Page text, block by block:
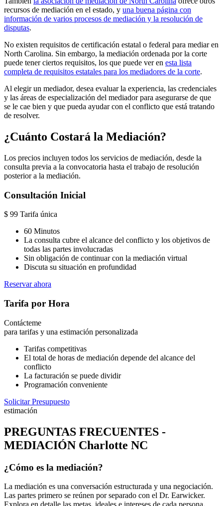
recursos de mediación en el estado, y una buena página con
información de varios procesos de mediación y la resolución de
disputas.
No existen requisitos de certificación estatal o federal para mediar en
North Carolina. Sin embargo, la mediación ordenada por la corte
puede tener ciertos requisitos, los que puede ver en esta lista
completa de requisitos estatales para los mediadores de la corte.
Al elegir un mediador, desea evaluar la experiencia, las credenciales
y las áreas de especialización del mediador para asegurarse de que
se le cae bien y que pueda ayudar con el conflicto que está tratando
de resolver.
¿Cuánto Costará la Mediación?
Los precios incluyen todos los servicios de mediación, desde la
consulta previa a la convocatoria hasta el trabajo de resolución
posterior a la mediación.
Consultación Inicial
$ 99 Tarifa única
60 Minutos
La consulta cubre el alcance del conflicto y los objetivos de
todas las partes involucradas
Sin obligación de continuar con la mediación virtual
Discuta su situación en profundidad
Reservar ahora
Tarifa por Hora
Contácteme
para tarifas y una estimación personalizada
Tarifas competitivas
El total de horas de mediación depende del alcance del
conflicto
La facturación se puede dividir
Programación conveniente
Solicitar Presupuesto
estimación
PREGUNTAS FRECUENTES -
MEDIACIÓN Charlotte NC
¿Cómo es la mediación?
La mediación es una conversación estructurada y una negociación.
Las partes primero se reúnen por separado con el Dr. Earwicker.